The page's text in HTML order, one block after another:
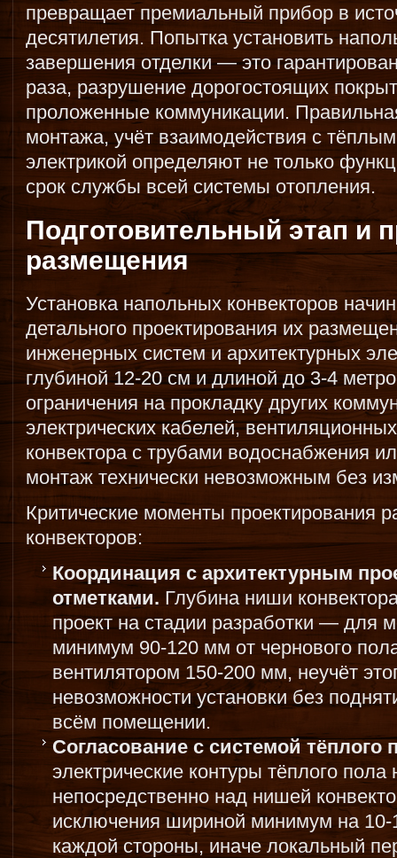
превращает премиальный прибор в
десятилетия. Попытка установить
завершения отделки — это
раза, разрушение дорогостоящих
проложенные коммуникации.
монтажа, учёт взаимодействия с
электрикой определяют не только
срок службы всей системы отопления.
Подготовительный этап и
размещения
Установка напольных конвекторов
детального проектирования их
инженерных систем и архитектурных
глубиной 12-20 см и длиной до 3-4
ограничения на прокладку других
электрических кабелей,
конвектора с трубами водоснабжения
монтаж технически невозможным без
Критические моменты проектирования
конвекторов:
Координация с архитектурным
отметками. Глубина ниши
проект на стадии разработки — для
минимум 90-120 мм от чернового
вентилятором 150-200 мм, неучёт
невозможности установки без
всём помещении.
Согласование с системой тёплого
электрические контуры тёплого
непосредственно над нишей
исключения шириной минимум на
каждой стороны, иначе локальный